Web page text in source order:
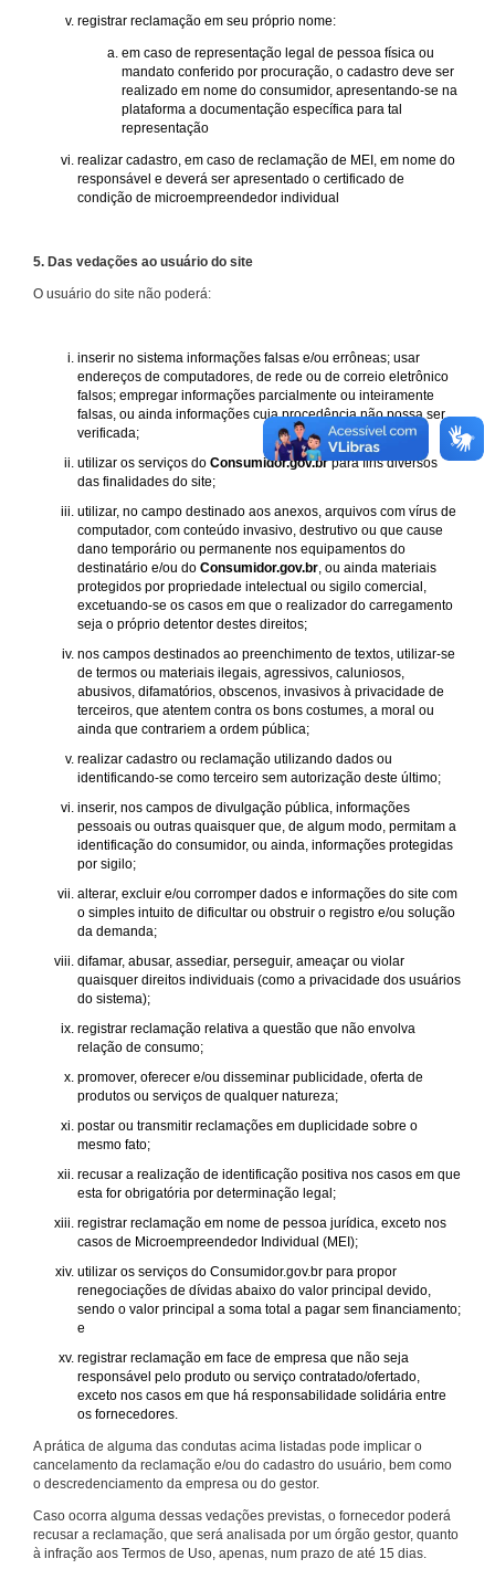
registrar reclamação em seu próprio nome:
em caso de representação legal de pessoa física ou
mandato conferido por procuração, o cadastro deve ser
realizado em nome do consumidor, apresentando-se na
plataforma a documentação específica para tal
representação
realizar cadastro, em caso de reclamação de MEI, em nome do
responsável e deverá ser apresentado o certificado de
condição de microempreendedor individual
5. Das vedações ao usuário do site
O usuário do site não poderá:
inserir no sistema informações falsas e/ou errôneas; usar
endereços de computadores, de rede ou de correio eletrônico
falsos; empregar informações parcialmente ou inteiramente
falsas, ou ainda informações cuja procedência não possa ser
verificada;
utilizar os serviços do Consumidor.gov.brpara fins diversos
das finalidades do site;
utilizar, no campo destinado aos anexos, arquivos com vírus de
computador, com conteúdo invasivo, destrutivo ou que cause
dano temporário ou permanente nos equipamentos do
destinatário e/ou do Consumidor.gov.br , ou ainda materiais
protegidos por propriedade intelectual ou sigilo comercial,
excetuando-se os casos em que o realizador do carregamento
seja o próprio detentor destes direitos;
nos campos destinados ao preenchimento de textos, utilizar-se
de termos ou materiais ilegais, agressivos, caluniosos,
abusivos, difamatórios, obscenos, invasivos à privacidade de
terceiros, que atentem contra os bons costumes, a moral ou
ainda que contrariem a ordem pública;
realizar cadastro ou reclamação utilizando dados ou
identificando-se como terceiro sem autorização deste último;
inserir, nos campos de divulgação pública, informações
pessoais ou outras quaisquer que, de algum modo, permitam a
identificação do consumidor, ou ainda, informações protegidas
por sigilo;
alterar, excluir e/ou corromper dados e informações do site com
o simples intuito de dificultar ou obstruir o registro e/ou solução
da demanda;
difamar, abusar, assediar, perseguir, ameaçar ou violar
quaisquer direitos individuais (como a privacidade dos usuários
do sistema);
registrar reclamação relativa a questão que não envolva
relação de consumo;
promover, oferecer e/ou disseminar publicidade, oferta de
produtos ou serviços de qualquer natureza;
postar ou transmitir reclamações em duplicidade sobre o
mesmo fato;
recusar a realização de identificação positiva nos casos em que
esta for obrigatória por determinação legal;
registrar reclamação em nome de pessoa jurídica, exceto nos
casos de Microempreendedor Individual (MEI);
utilizar os serviços do Consumidor.gov.br para propor
renegociações de dívidas abaixo do valor principal devido,
sendo o valor principal a soma total a pagar sem financiamento;
e
registrar reclamação em face de empresa que não seja
responsável pelo produto ou serviço contratado/ofertado,
exceto nos casos em que há responsabilidade solidária entre
os fornecedores.
A prática de alguma das condutas acima listadas pode implicar o
cancelamento da reclamação e/ou do cadastro do usuário, bem como
o descredenciamento da empresa ou do gestor.
Caso ocorra alguma dessas vedações previstas, o fornecedor poderá
recusar a reclamação, que será analisada por um órgão gestor, quanto
à infração aos Termos de Uso, apenas, num prazo de até 15 dias.